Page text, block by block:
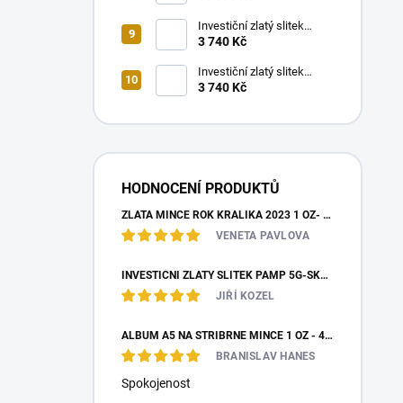
Investiční zlatý slitek
PAMP 0,5g- Znamení
3 740 Kč
Investiční zlatý slitek
PAMP 0,5g- Znamení štíra
3 740 Kč
HODNOCENÍ PRODUKTŮ
ZLATÁ MINCE ROK KRÁLÍKA 2023 1 OZ- LUNÁRNÍ SÉRIE III.
VENETA PAVLOVA
INVESTIČNÍ ZLATÝ SLITEK PAMP 5G-SKARABEUS PRO ŠTĚSTÍ
JIŘÍ KOZEL
ALBUM A5 NA STŘÍBRNÉ MINCE 1 OZ - 48 MINCÍ
BRANISLAV HANES
Spokojenost